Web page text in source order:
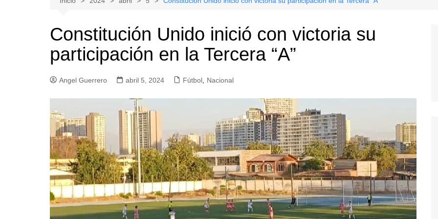
Tenis
Boxeo
Voleibol
Gimnasia
Licantén
Rauco
Sagrada Familia
Teno
Vichuquén
Constitución Unido inició con victoria su
participación en la Tercera “A”
Angel Guerrero abril 5, 2024 Fútbol, Nacional